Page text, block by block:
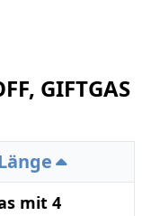
GIFTGAS
mit 4